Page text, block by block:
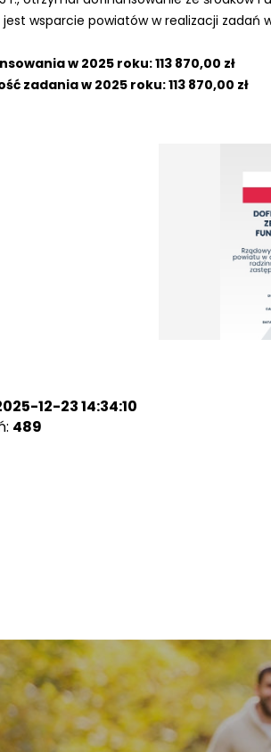
wsparcie powiatów w realizacji zadań
w 2025 roku: 113 870,00 zł
zadania w 2025 roku: 113 870,00 zł
12-23 14:34:10
489